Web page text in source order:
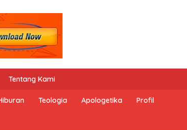
Tentang Kami
Teologia Apologetika Profil